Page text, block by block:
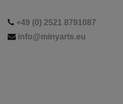
+49 (0) 2521 8791087
info@minyarts.eu